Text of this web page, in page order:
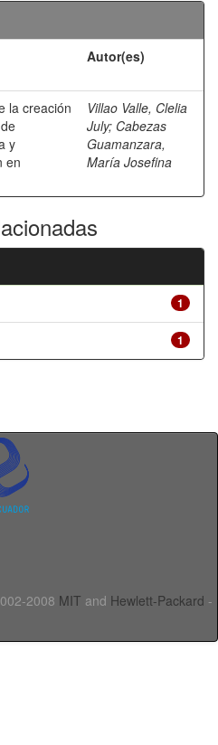
Autor(es)
la creación
y
en
Villao Valle, Clelia
July; Cabezas
Guamanzara,
María Josefina
1
1
2008 MIT and Hewlett-Packard -